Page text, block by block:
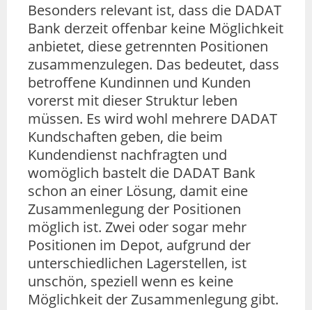
Besonders relevant ist, dass die DADAT
Bank derzeit offenbar keine Möglichkeit
anbietet, diese getrennten Positionen
zusammenzulegen. Das bedeutet, dass
betroffene Kundinnen und Kunden
vorerst mit dieser Struktur leben
müssen. Es wird wohl mehrere DADAT
Kundschaften geben, die beim
Kundendienst nachfragten und
womöglich bastelt die DADAT Bank
schon an einer Lösung, damit eine
Zusammenlegung der Positionen
möglich ist. Zwei oder sogar mehr
Positionen im Depot, aufgrund der
unterschiedlichen Lagerstellen, ist
unschön, speziell wenn es keine
Möglichkeit der Zusammenlegung gibt.